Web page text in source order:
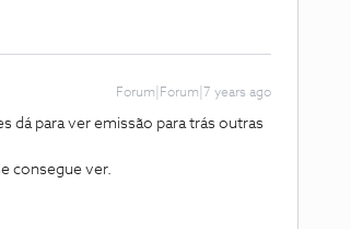
Forum|Forum|7 years ago
dá para ver emissão para trás outras
consegue ver.